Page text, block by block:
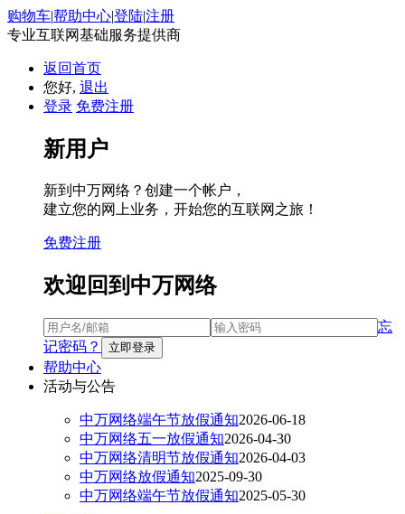
购物车|帮助中心|登陆|注册
专业互联网基础服务提供商
返回首页
您好, 退出
登录 免费注册
新用户
新到中万网络？创建一个帐户，
建立您的网上业务，开始您的互联网之旅！
免费注册
欢迎回到中万网络
忘
记密码？
帮助中心
活动与公告
中万网络端午节放假通知2026-06-18
中万网络五一放假通知2026-04-30
中万网络清明节放假通知2026-04-03
中万网络放假通知2025-09-30
中万网络端午节放假通知2025-05-30